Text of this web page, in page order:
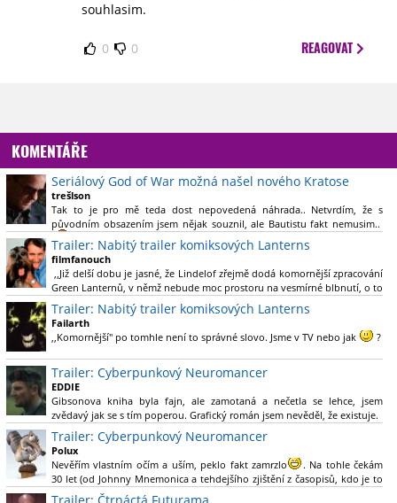
souhlasim.
0 0 REAGOVAT
KOMENTÁŘE
Seriálový God of War možná našel nového Kratose
trešlson
Tak to je pro mě teda dost nepovedená náhrada.. Netvrdím, že s
původním obsazením jsem nějak souznil, ale Bautistu fakt nemusim..
Trailer: Nabitý trailer komiksových Lanterns
filmfanouch
,,Již delší dobu je jasné, že Lindelof zřejmě dodá komornější zpracování
Green Lanternů, v němž nebude moc prostoru na vesmírné blbnutí, o to
více se ovšem bude moci nová adaptace odprostit třeba od filmového
Green Lanterna s Ryanem Reynoldsem.´´ Co je na tom
nesrozumitelného?
Trailer: Nabitý trailer komiksových Lanterns
Failarth
,,Komornější" po tomhle není to správné slovo. Jsme v TV nebo jak
?
Nebál bych se říct, že to vypadá skvěle jak po stránce kvantity materiálu,
tak i formou.
Výběr Ulricha Tomsena pro mě velké překvapení a velmi zajímavá volba
bravo.
Chandler je lepší a lepší s každou novou scénou.
Komiksy to mají ted´těžké, paradoxně tomu škodí to všechno kolem
(DC nebo MCU to je buřt) , ale nezasloužilo by si to zářez jen kvůli tomu.
Držím tomu palce.
Trailer: Cyberpunkový Neuromancer
EDDIE
Gibsonova kniha byla fajn, ale zamotaná a nečetla se lehce, jsem
zvědavý jak se s tím poperou. Grafický román jsem nevěděl, že existuje.
Trailer: Cyberpunkový Neuromancer
Polux
Nevěřím vlastním očím a uším, peklo fakt zamrzlo
. Na tohle čekám
30 let (od Johnny Mnemonica a tehdejšího zjištění z časopisů, kdo je to
Gibson a co je jeho debutová kniha zač), přičemž 25 let (od Matrixu,